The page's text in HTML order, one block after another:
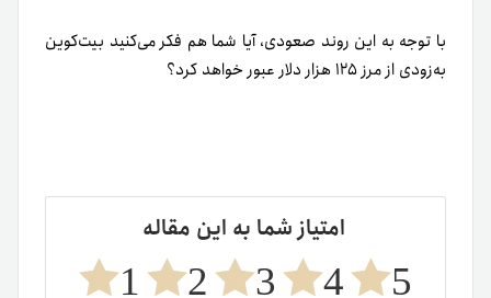
با توجه به این روند صعودی، آیا شما هم فکر می‌کنید بیت‌کوین
به‌زودی از مرز ۱۲۵ هزار دلار عبور خواهد کرد؟
امتیاز شما به این مقاله
5
4
3
2
1